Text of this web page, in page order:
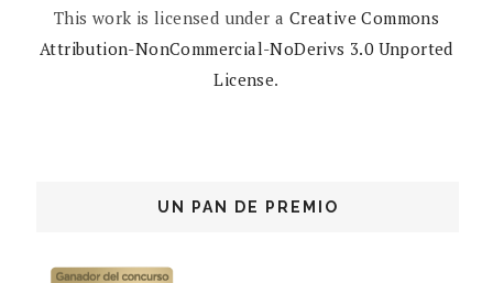
This work is licensed under a Creative Commons
Attribution-NonCommercial-NoDerivs 3.0 Unported
License.
UN PAN DE PREMIO